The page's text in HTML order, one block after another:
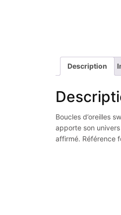
Description
Boucles d’oreilles
apporte son
affirmé. Référence